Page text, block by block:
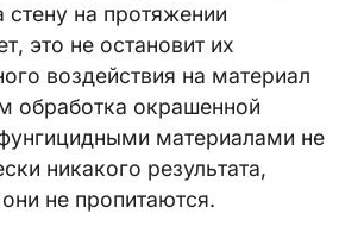
на протяжении
это не остановит их
воздействия на материал
обработка окрашенной
материалами не
никакого результата,
не пропитаются.